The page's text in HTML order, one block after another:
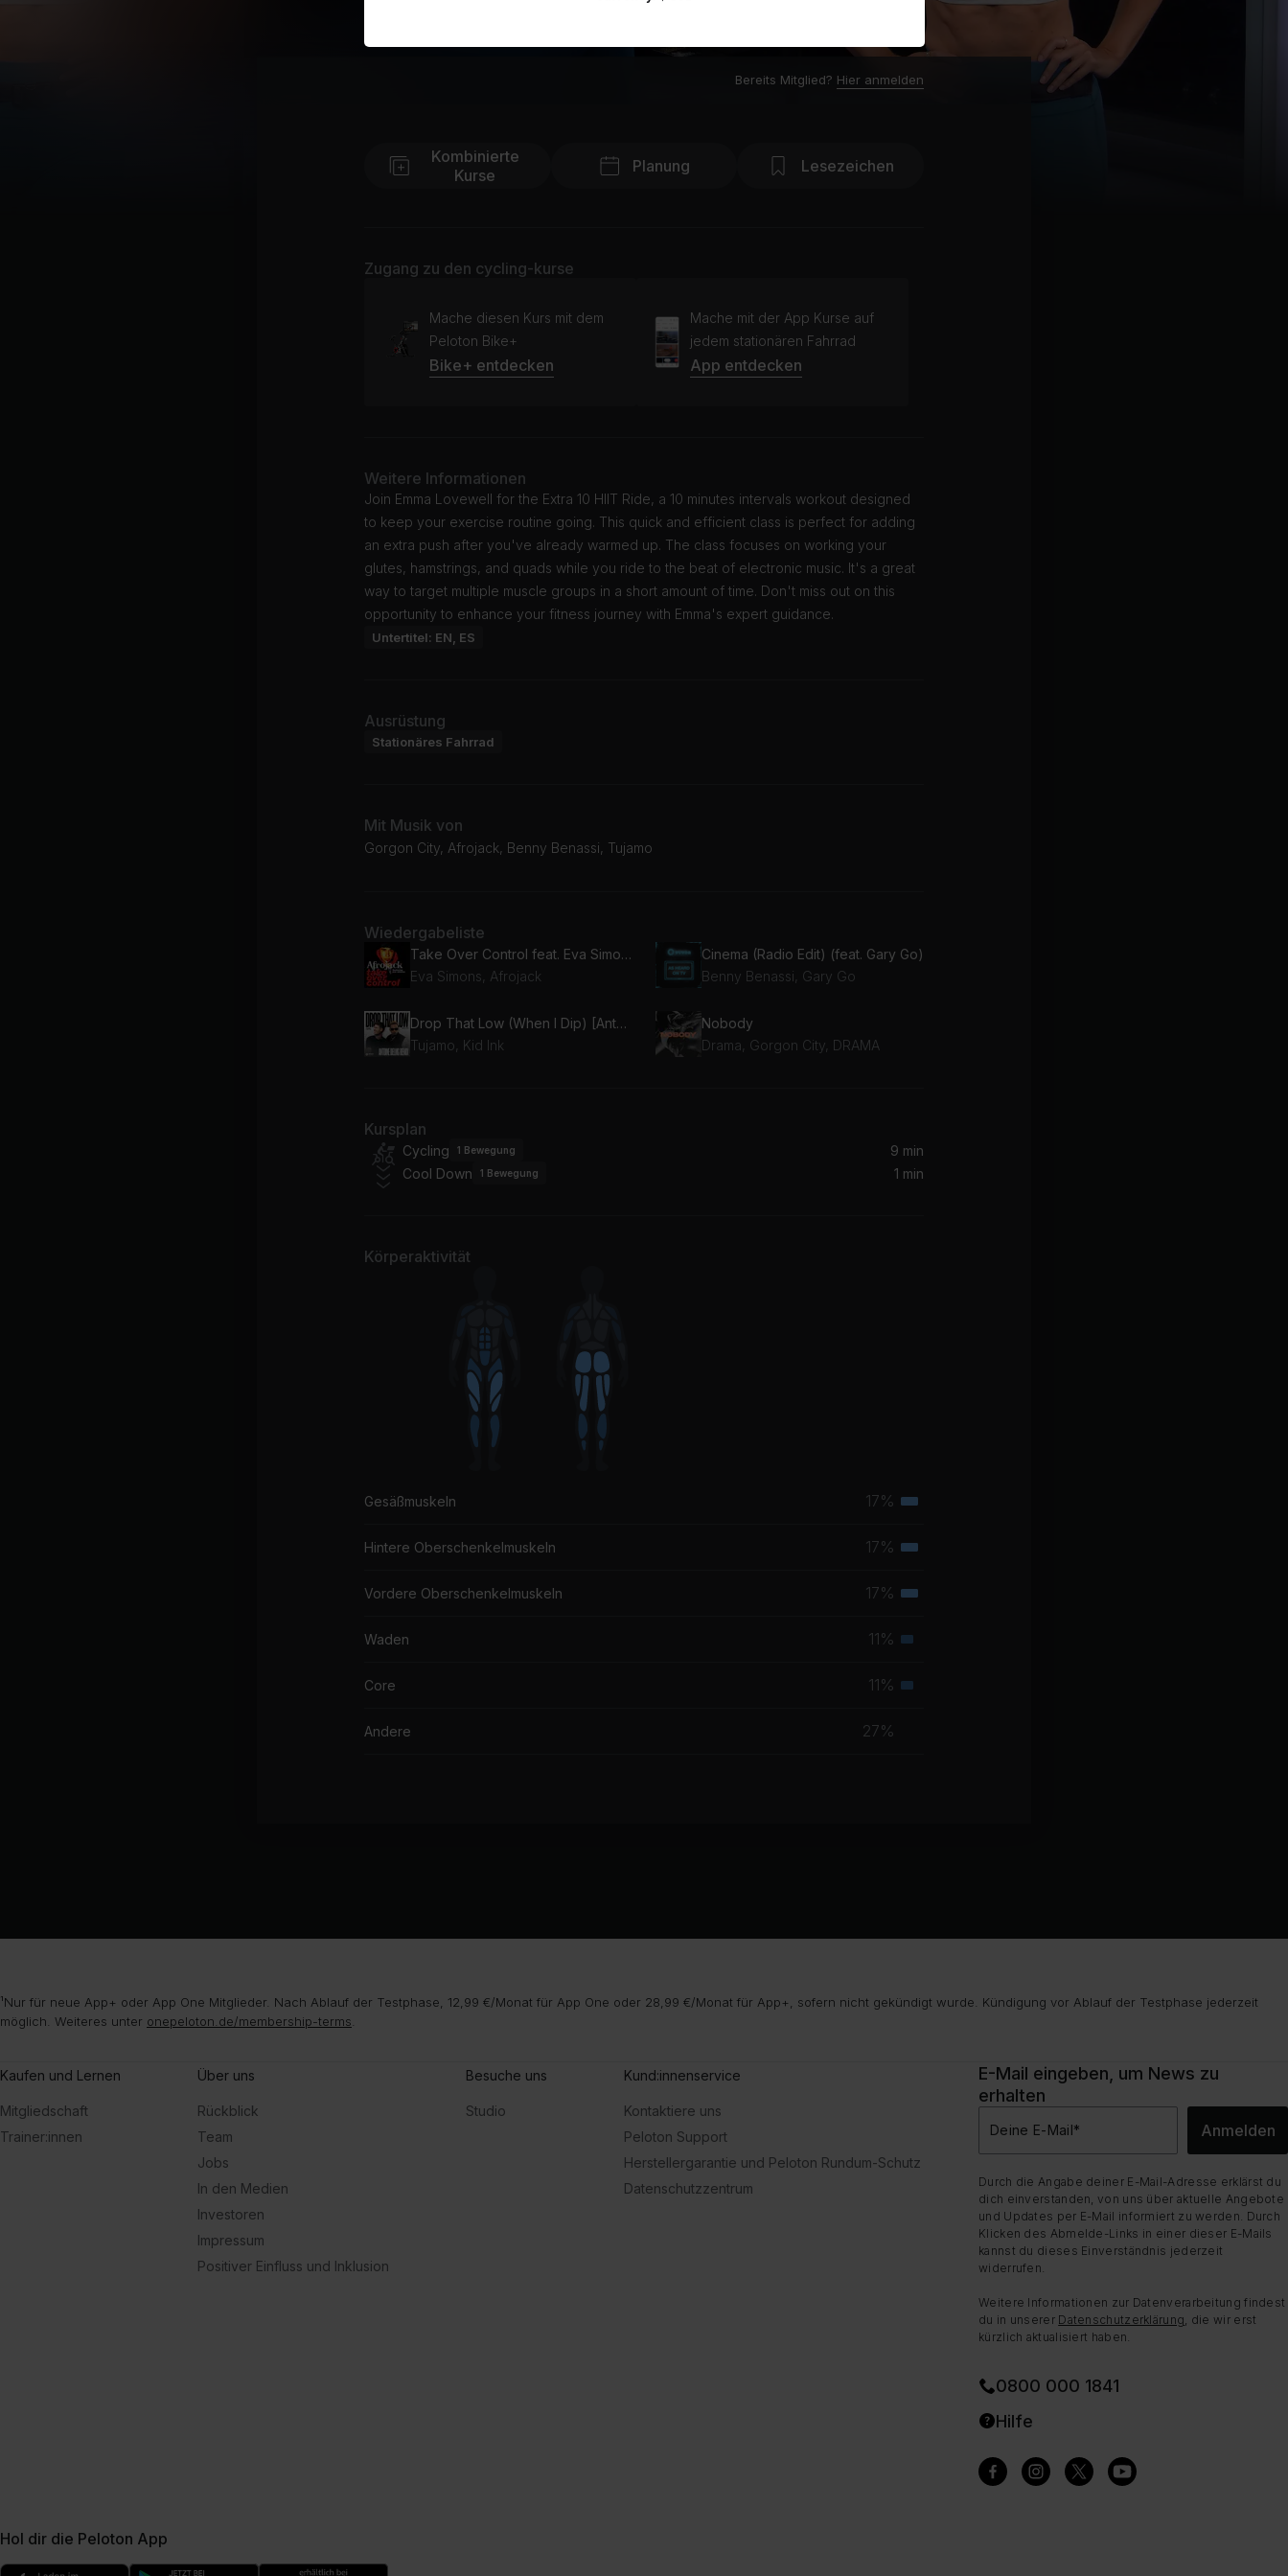
Bereits Mitglied? Hier anmelden
Kombinierte
Kurse
Planung Lesezeichen
Zugang zu den cycling-kurse
Mache diesen Kurs mit dem
Peloton Bike+
Bike+ entdecken
Mache mit der App Kurse auf
jedem stationären Fahrrad
App entdecken
Weitere Informationen
Join Emma Lovewell for the Extra 10 HIIT Ride, a 10 minutes intervals workout designed
to keep your exercise routine going. This quick and efficient class is perfect for adding
an extra push after you've already warmed up. The class focuses on working your
glutes, hamstrings, and quads while you ride to the beat of electronic music. It's a great
way to target multiple muscle groups in a short amount of time. Don't miss out on this
opportunity to enhance your fitness journey with Emma's expert guidance.
Untertitel: EN, ES
Ausrüstung
Stationäres Fahrrad
Mit Musik von
Gorgon City, Afrojack, Benny Benassi, Tujamo
Wiedergabeliste
Take Over Control feat. Eva Simons [Radio Edit]
Eva Simons, Afrojack
Cinema (Radio Edit) (feat. Gary Go)
Benny Benassi, Gary Go
Drop That Low (When I Dip) [Antoine Delvig Remix]
Tujamo, Kid Ink
Nobody
Drama, Gorgon City, DRAMA
Kursplan
Cycling 1 Bewegung
9 min
Cool Down
1 Bewegung 1 min
Körperaktivität
Gesäßmuskeln 17% Tertiäre
Hintere Oberschenkelmuskeln 17% Tertiäre
Vordere Oberschenkelmuskeln 17% Tertiäre
Waden 11% Sekundäre
Core 11% Sekundäre
Andere 27%
¹Nur für neue App+ oder App One Mitglieder. Nach Ablauf der Testphase, 12,99 €/Monat für App One oder 28,99 €/Monat für App+, sofern nicht gekündigt wurde. Kündigung vor Ablauf der Testphase jederzeit
möglich. Weiteres unter onepeloton.de/membership-terms
Kaufen und Lernen
Mitgliedschaft
Trainer:innen
Über uns
Rückblick
Team
Jobs
In den Medien
Investoren
Impressum
Positiver Einfluss und Inklusion
Besuche uns
Studio
Kund:innenservice
Kontaktiere uns
Peloton Support
Herstellergarantie und Peloton Rundum-Schutz
Datenschutzzentrum
E-Mail eingeben, um News zu
erhalten
Deine E-Mail* Anmelden
Durch die Angabe deiner E-Mail-Adresse erklärst du
dich einverstanden, von uns über aktuelle Angebote
und Updates per E-Mail informiert zu werden. Durch
Klicken des Abmelde-Links in einer dieser E-Mails
kannst du dieses Einverständnis jederzeit
widerrufen.
Weitere Informationen zur Datenverarbeitung findest
du in unserer Datenschutzerklärung, die wir erst
kürzlich aktualisiert haben.
0800 000 1841
Hilfe
Hol dir die Peloton App